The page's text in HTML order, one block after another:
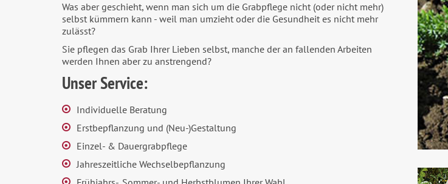
Was aber geschieht, wenn man sich um die Grabpflege nicht (oder nicht mehr)
selbst kümmern kann - weil man umzieht oder die Gesundheit es nicht mehr
zulässt?
Sie pflegen das Grab Ihrer Lieben selbst, manche der an fallenden Arbeiten
werden Ihnen aber zu anstrengend?
Unser Service:
Individuelle Beratung
Erstbepflanzung und (Neu-)Gestaltung
Einzel- & Dauergrabpflege
Jahreszeitliche Wechselbepflanzung